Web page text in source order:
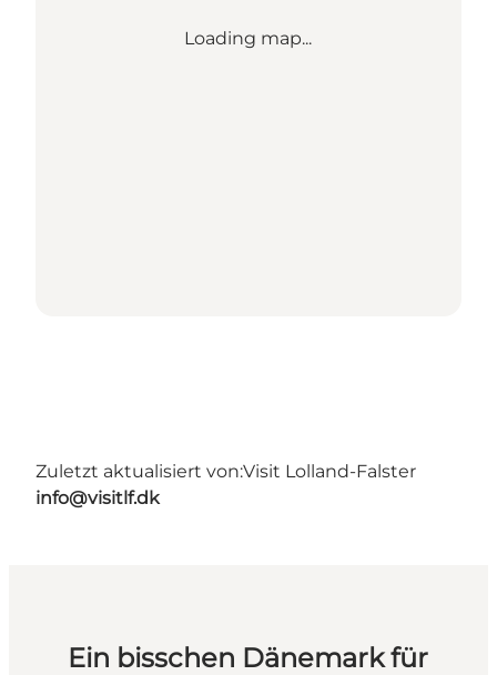
Loading map...
Zuletzt aktualisiert von:Visit Lolland-Falster
info@visitlf.dk
Ein bisschen Dänemark für